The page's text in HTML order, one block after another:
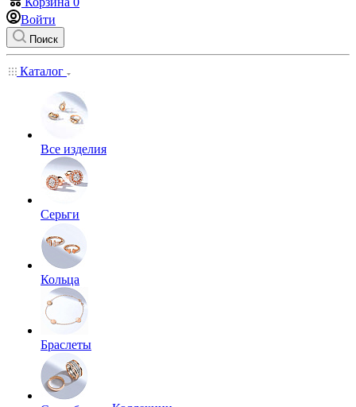
Войти
Поиск
Каталог
Все изделия
Серьги
Кольца
Браслеты